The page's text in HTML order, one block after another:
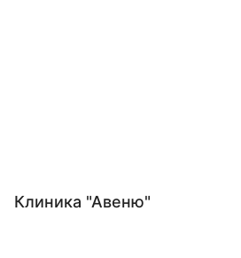
Клиника "Авеню"